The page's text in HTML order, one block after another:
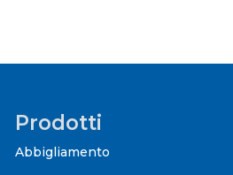
Prodotti
Abbigliamento